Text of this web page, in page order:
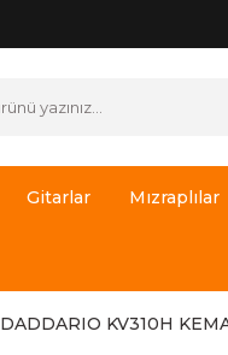
Gitarlar Mızraplılar
DADDARIO KV310H